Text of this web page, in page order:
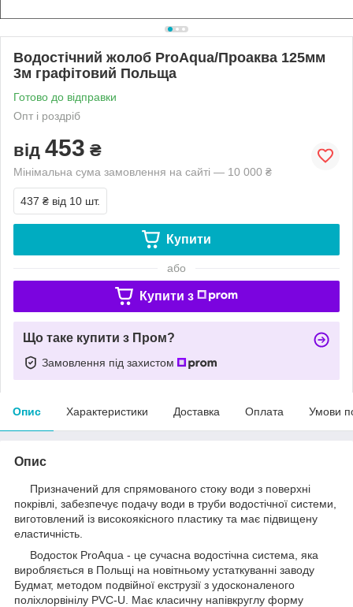
Водостічний жолоб ProAqua/Проаква 125мм
3м графітовий Польща
Готово до відправки
Опт і роздріб
від 453 ₴
Мінімальна сума замовлення на сайті — 10 000 ₴
437 ₴ від 10 шт.
Купити
або
Купити з
Що таке купити з Пром?
Замовлення під захистом
Опис Характеристики Доставка Оплата Умови
Опис
Призначений для спрямованого стоку води з поверхні
покрівлі, забезпечує подачу води в труби водостічної системи,
виготовлений із високоякісного пластику та має підвищену
еластичність.
Водосток ProAqua - це сучасна водостічна система, яка
виробляється в Польщі на новітньому устаткуванні заводу
Будмат, методом подвійної екструзії з удосконаленого
поліхлорвінілу PVC-U. Має класичну напівкруглу форму